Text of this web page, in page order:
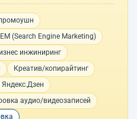
(Search Engine Marketing)
инжиниринг
Креатив/копирайтинг
аудио/видеозаписей